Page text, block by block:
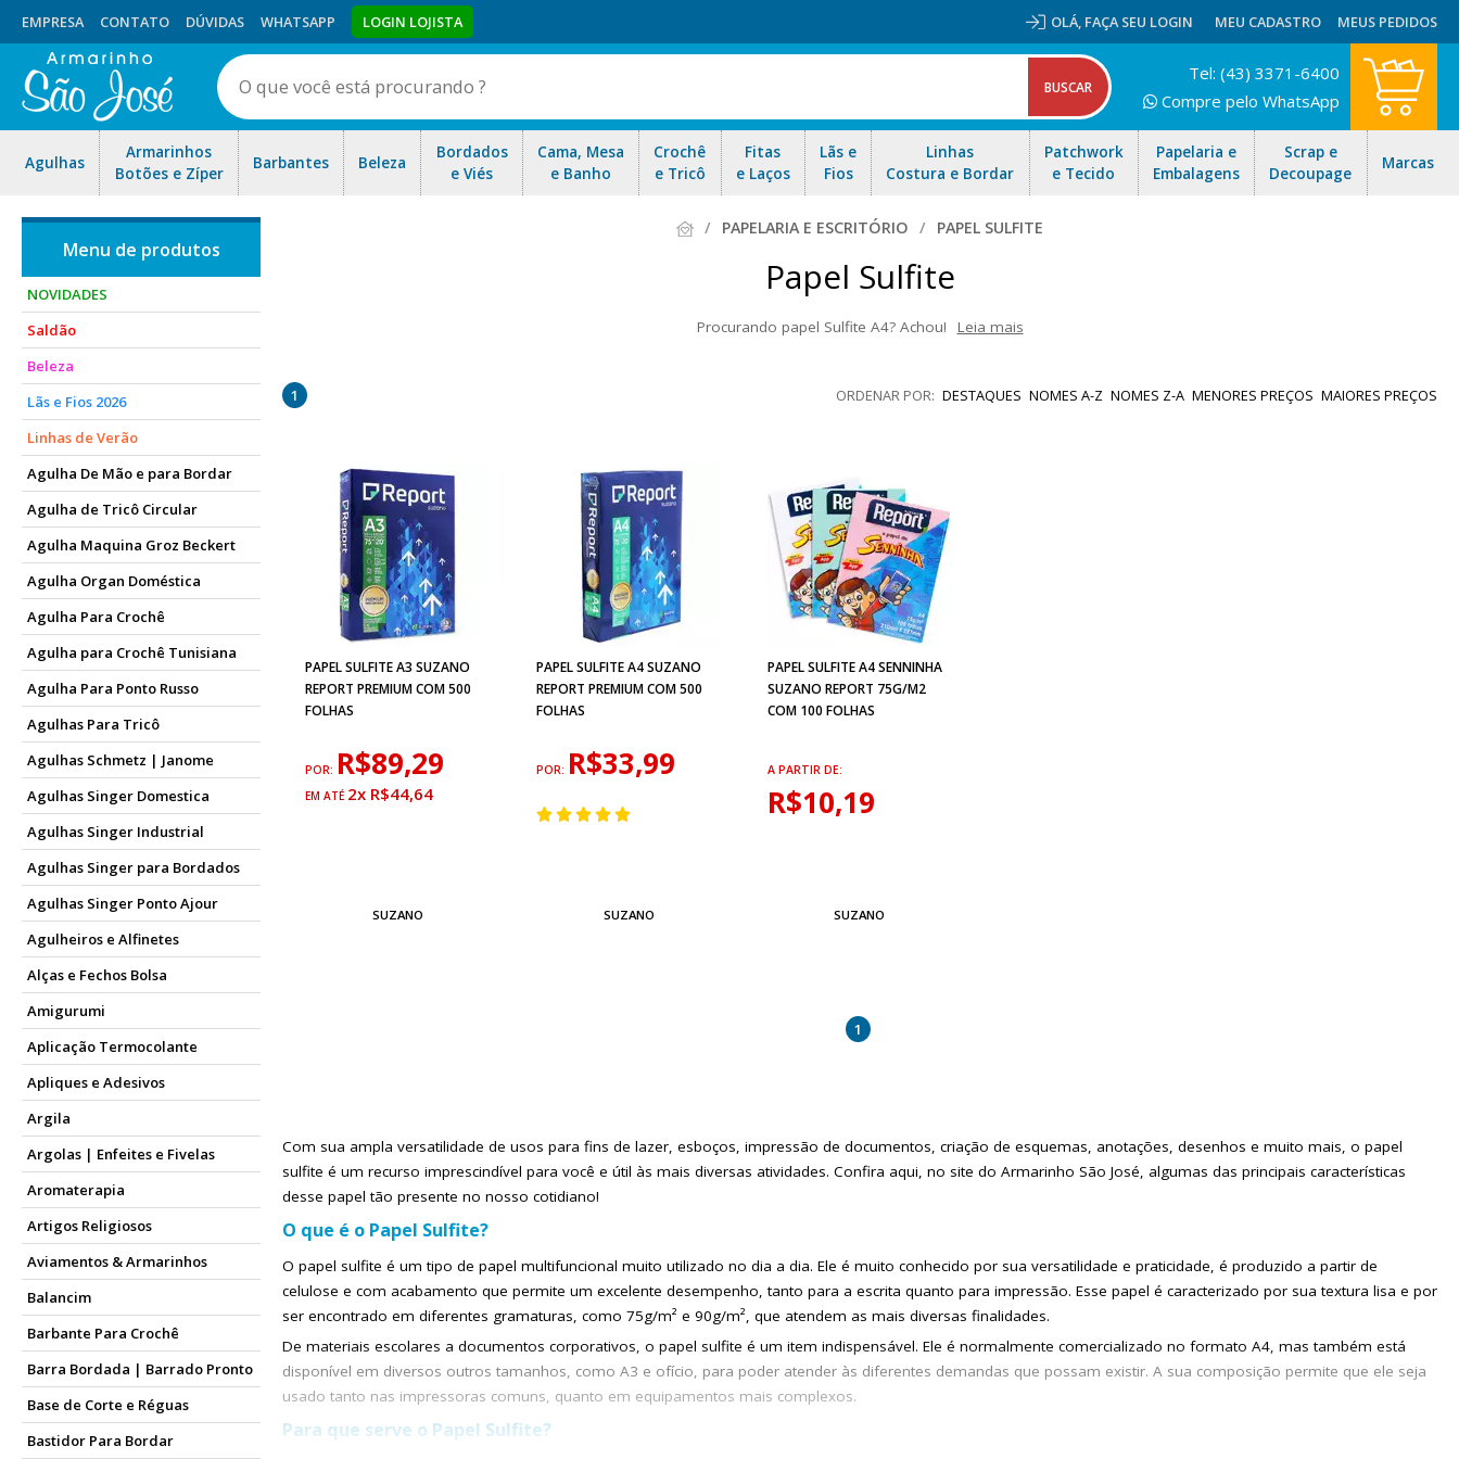
OLÁ, FAÇA SEU LOGIN
EMPRESA CONTATO DÚVIDAS WHATSAPP LOGIN LOJISTA MEU CADASTRO MEUS PEDIDOS
Agulhas
Armarinhos
Botões e Zíper
Barbantes Beleza
Bordados
e Viés
Cama, Mesa
e Banho
Crochê
e Tricô
Fitas
e Laços
Lãs e
Fios
Linhas
Costura e Bordar
Patchwork
e Tecido
Papelaria e
Embalagens
Scrap e
Decoupage
Marcas
Tel: (43) 3371-6400
Compre pelo WhatsApp
NOVIDADES
Saldão
Beleza
Lãs e Fios 2026
Linhas de Verão
Agulha De Mão e para Bordar
Agulha de Tricô Circular
Agulha Maquina Groz Beckert
Agulha Organ Doméstica
Agulha Para Crochê
Agulha para Crochê Tunisiana
Agulha Para Ponto Russo
Agulhas Para Tricô
Agulhas Schmetz | Janome
Agulhas Singer Domestica
Agulhas Singer Industrial
Agulhas Singer para Bordados
Agulhas Singer Ponto Ajour
Agulheiros e Alfinetes
Alças e Fechos Bolsa
Amigurumi
Aplicação Termocolante
Apliques e Adesivos
Argila
Argolas | Enfeites e Fivelas
Aromaterapia
Artigos Religiosos
Aviamentos & Armarinhos
Balancim
Barbante Para Crochê
Barra Bordada | Barrado Pronto
Base de Corte e Réguas
Bastidor Para Bordar
PAPELARIA E ESCRITÓRIO PAPEL SULFITE
Papel Sulfite
Procurando papel Sulfite A4? Achou!
Leia mais
criativo lumi. Aproveite as ofertas e nosso envio rápido para todo Brasil!
DESTAQUES NOMES A-Z NOMES Z-A MENORES PREÇOS MAIORES PREÇOS
1
PAPEL SULFITE A3 SUZANO
REPORT PREMIUM COM 500
FOLHAS
POR: R$89,29
2x R$44,64
SUZANO
PAPEL SULFITE A4 SUZANO
REPORT PREMIUM COM 500
FOLHAS
POR: R$33,99
SUZANO
PAPEL SULFITE A4 SENNINHA
SUZANO REPORT 75G/M2
COM 100 FOLHAS
A PARTIR DE:
R$10,19
SUZANO
1
Com sua ampla versatilidade de usos para fins de lazer, esboços, impressão de documentos, criação de esquemas, anotações, desenhos e muito mais, o papel
sulfite é um recurso imprescindível para você e útil às mais diversas atividades. Confira aqui, no site do Armarinho São José, algumas das principais características
desse papel tão presente no nosso cotidiano!
O que é o Papel Sulfite?
O papel sulfite é um tipo de papel multifuncional muito utilizado no dia a dia. Ele é muito conhecido por sua versatilidade e praticidade, é produzido a partir de
celulose e com acabamento que permite um excelente desempenho, tanto para a escrita quanto para impressão. Esse papel é caracterizado por sua textura lisa e por
ser encontrado em diferentes gramaturas, como 75g/m² e 90g/m², que atendem as mais diversas finalidades.
De materiais escolares a documentos corporativos, o papel sulfite é um item indispensável. Ele é normalmente comercializado no formato A4, mas também está
disponível em diversos outros tamanhos, como A3 e ofício, para poder atender às diferentes demandas que possam existir. A sua composição permite que ele seja
usado tanto nas impressoras comuns, quanto em equipamentos mais complexos.
Para que serve o Papel Sulfite?